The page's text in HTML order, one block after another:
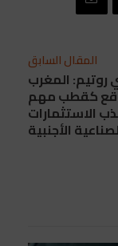
المقال السابق
روتيم: المغرب
كقطب مهم
الاستثمارات
الأجنبية